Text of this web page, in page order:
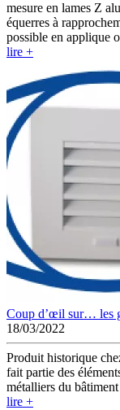
mesure en lames Z
équerres à
possible en applique
lire +
Coup d’œil sur… les
18/03/2022
Produit historique
fait partie des
métalliers du
lire +